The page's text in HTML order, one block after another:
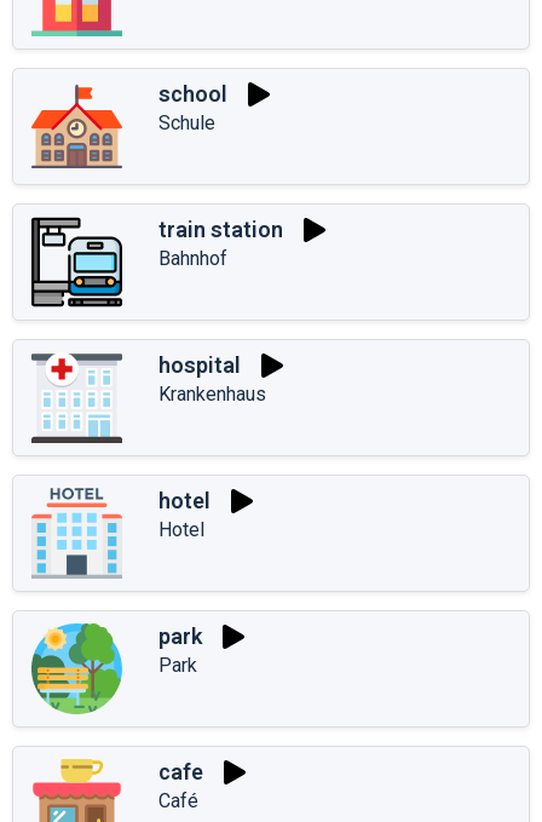
school
Schule
train station
Bahnhof
hospital
Krankenhaus
hotel
Hotel
park
Park
cafe
Café